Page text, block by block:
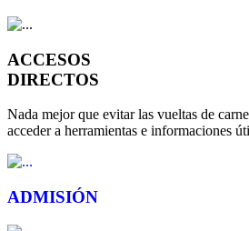
ACCESOS
DIRECTOS
Nada mejor que evitar las vueltas de
acceder a herramientas e informaciones
ADMISIÓN